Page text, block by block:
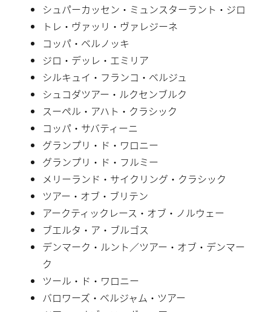
シュパーカッセン・ミュンスターラント・ジロ
トレ・ヴァッリ・ヴァレジーネ
コッパ・ベルノッキ
ジロ・デッレ・エミリア
シルキュイ・フランコ・ベルジュ
シュコダツアー・ルクセンブルク
スーペル・アハト・クラシック
コッパ・サバティーニ
グランプリ・ド・ワロニー
グランプリ・ド・フルミー
メリーランド・サイクリング・クラシック
ツアー・オブ・ブリテン
アークティックレース・オブ・ノルウェー
ブエルタ・ア・ブルゴス
デンマーク・ルント／ツアー・オブ・デンマー
ク
ツール・ド・ワロニー
バロワーズ・ベルジャム・ツアー